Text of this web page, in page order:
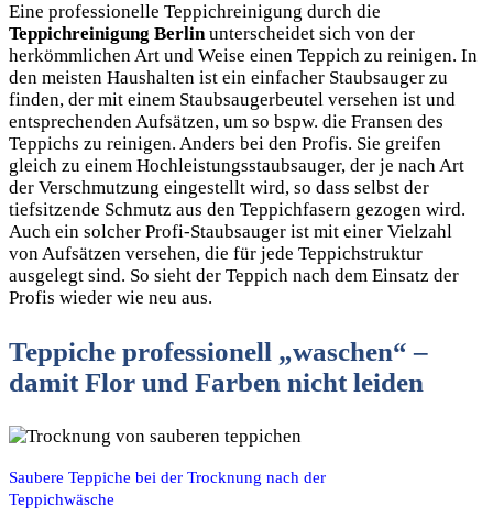
Eine professionelle Teppichreinigung durch die
Teppichreinigung Berlinunterscheidet sich von der
herkömmlichen Art und Weise einen Teppich zu reinigen. In
den meisten Haushalten ist ein einfacher Staubsauger zu
finden, der mit einem Staubsaugerbeutel versehen ist und
entsprechenden Aufsätzen, um so bspw. die Fransen des
Teppichs zu reinigen. Anders bei den Profis. Sie greifen
gleich zu einem Hochleistungsstaubsauger, der je nach Art
der Verschmutzung eingestellt wird, so dass selbst der
tiefsitzende Schmutz aus den Teppichfasern gezogen wird.
Auch ein solcher Profi-Staubsauger ist mit einer Vielzahl
von Aufsätzen versehen, die für jede Teppichstruktur
ausgelegt sind. So sieht der Teppich nach dem Einsatz der
Profis wieder wie neu aus.
Teppiche professionell „waschen“ –
damit Flor und Farben nicht leiden
Saubere Teppiche bei der Trocknung nach der
Teppichwäsche